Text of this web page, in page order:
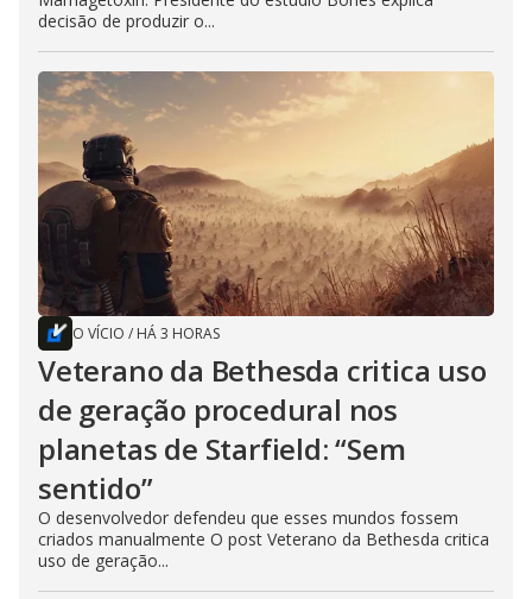
decisão de produzir o...
O VÍCIO / HÁ 3 HORAS
Veterano da Bethesda critica uso
de geração procedural nos
planetas de Starfield: “Sem
sentido”
O desenvolvedor defendeu que esses mundos fossem
criados manualmente O post Veterano da Bethesda critica
uso de geração...